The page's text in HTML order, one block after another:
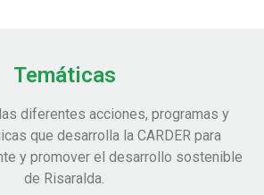
Temáticas
diferentes acciones, programas y
que desarrolla la CARDER para
y promover el desarrollo sostenible
de Risaralda.